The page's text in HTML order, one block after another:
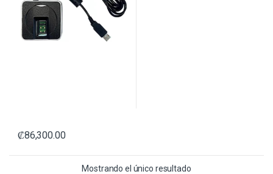
₡86,300.00
Mostrando el único resultado